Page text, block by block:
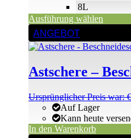
8L
Ausführung wählen
ANGEBOT
Astschere –
Ursprünglicher Preis war:
Auf Lager
Kann heute
In den Warenkorb